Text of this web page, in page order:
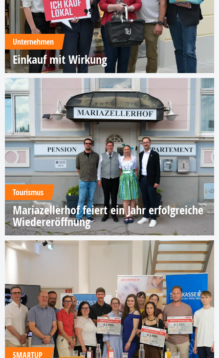
Unternehmen
Einkauf mit Wirkung
Tourismus
Mariazellerhof feiert ein Jahr erfolgreiche
Wiedereröffnung
SMARTUP